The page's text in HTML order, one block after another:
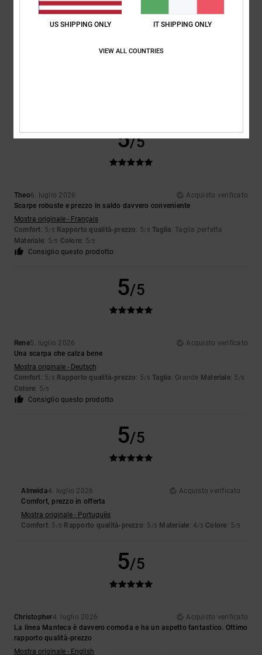
6. luglio 2026
5/5
Theo6. luglio 2026
Acquisto verificato
Scarpe robuste e prezzo in saldo davvero conveniente
Mostra originale - Français
Comfort: 5/5 Rapporto qualità-prezzo : 5/5 Taglia: Taglia perfetta
Materiale: 5/5 Colore: 5/5
Consiglio questo prodotto
5/5
Rene5. luglio 2026
Acquisto verificato
Una scarpa che calza bene
Mostra originale - Deutsch
Comfort: 5/5 Rapporto qualità-prezzo : 5/5 Taglia: Grande Materiale: 5 /5
Colore: 5/5
Consiglio questo prodotto
5/5
Almeida4. luglio 2026
Acquisto verificato
Comfort, prezzo in offerta
Mostra originale - Português
Comfort: 5 /5 Rapporto qualità-prezzo: 5 /5 Materiale: 4/5 Colore: 5/5
5/5
Christopher4. luglio 2026
Acquisto verificato
La linea Manteca è davvero comoda e ha un aspetto fantastico. Ottimo
rapporto qualità-prezzo
Mostra originale - English
US SHIPPING ONLY IT SHIPPING ONLY
VIEW ALL COUNTRIES